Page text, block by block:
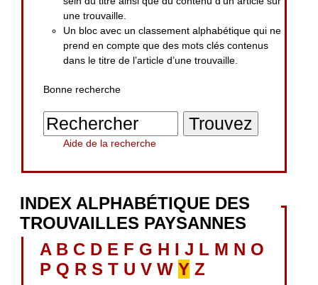
une trouvaille.
Un bloc avec un classement alphabétique qui ne
prend en compte que des mots clés contenus
dans le titre de l’article d’une trouvaille.
Bonne recherche
Aide de la recherche
INDEX ALPHABÉTIQUE DES
TROUVAILLES PAYSANNES
A B C D E F G H I J L M N O
P Q R S T U V W Y Z